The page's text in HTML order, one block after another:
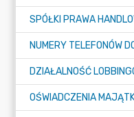
DZIAŁALNOŚĆ
OŚWIADCZENIA